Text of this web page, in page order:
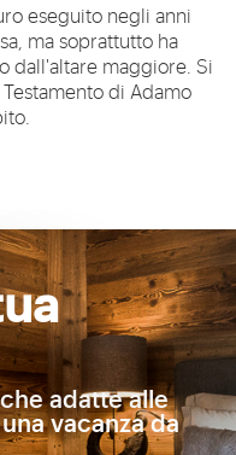
eseguito negli anni
ma soprattutto ha
dall'altare maggiore. Si
di Adamo
adatte alle
vacanza da